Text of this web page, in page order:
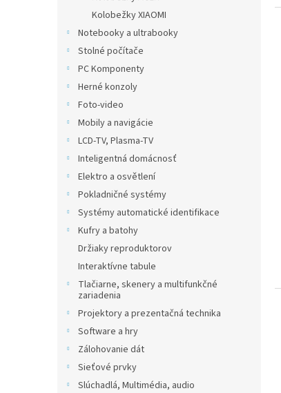
Kolobežky XIAOMI
Notebooky a ultrabooky
Stolné počítače
PC Komponenty
Herné konzoly
Foto-video
Mobily a navigácie
LCD-TV, Plasma-TV
Inteligentná domácnosť
Elektro a osvětlení
Pokladničné systémy
Systémy automatické identifikace
Kufry a batohy
Držiaky reproduktorov
Interaktívne tabule
Tlačiarne, skenery a multifunkčné
zariadenia
Projektory a prezentačná technika
Software a hry
Zálohovanie dát
Sieťové prvky
Slúchadlá, Multimédia, audio